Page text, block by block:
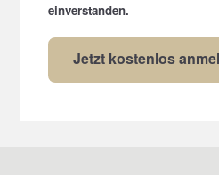
einverstanden.